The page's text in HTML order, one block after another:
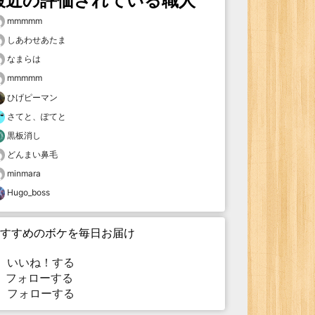
mmmmm
しあわせあたま
なまらは
mmmmm
ひげピーマン
さてと、ぽてと
黒板消し
どんまい鼻毛
minmara
Hugo_boss
すめのボケを毎日お届け
いいね！する
ォローする
フォローする